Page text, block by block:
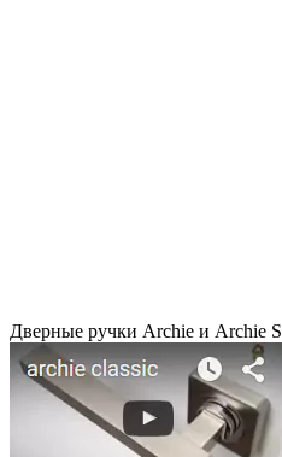
Дверные ручки Archie и Archie